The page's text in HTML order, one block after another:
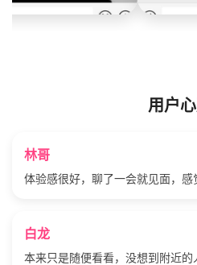
用户
林哥
体验感很好，聊了一会就见面，
白龙
本来只是随便看看，没想到附近